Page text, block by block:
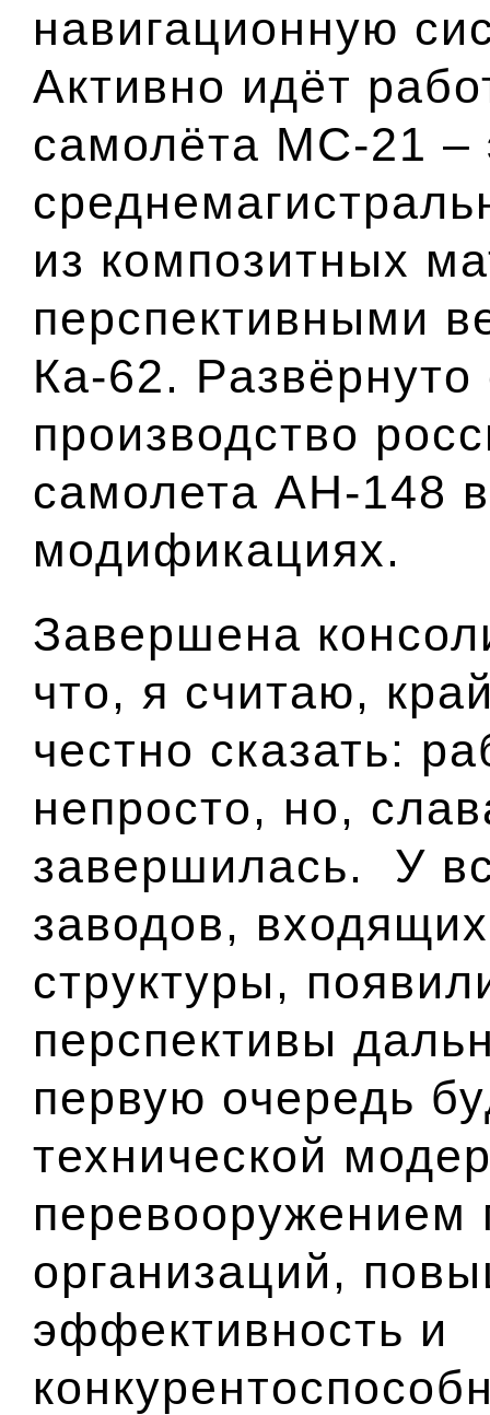
навигационную
Активно идёт
самолёта МС-21 –
из композитных
перспективными
Ка-62. Развёрнуто
производство
самолета АН-148
модификациях.
Завершена
что, я считаю,
честно сказать:
непросто, но,
завершилась. У
заводов,
структуры,
перспективы
первую очередь
технической
перевооружением
организаций,
эффективность и